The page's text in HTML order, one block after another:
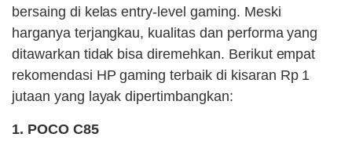
bersaing di kelas entry-level gaming. Meski
harganya terjangkau, kualitas dan performa yang
ditawarkan tidak bisa diremehkan. Berikut empat
rekomendasi HP gaming terbaik di kisaran Rp 1
jutaan yang layak dipertimbangkan:
1. POCO C85